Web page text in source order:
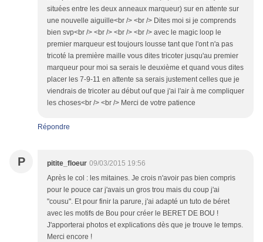
situées entre les deux anneaux marqueur) sur en attente sur
une nouvelle aiguille<br /> <br /> Dites moi si je comprends
bien svp<br /> <br /> <br /> <br /> avec le magic loop le
premier marqueur est toujours lousse tant que l'ont n'a pas
tricoté la première maille vous dites tricoter jusqu'au premier
marqueur pour moi sa serais le deuxième et quand vous dites
placer les 7-9-11 en attente sa serais justement celles que je
viendrais de tricoter au début ouf que j'ai l'air à me compliquer
les choses<br /> <br /> Merci de votre patience
Répondre
P pitite_floeur 09/03/2015 19:56
Après le col : les mitaines. Je crois n'avoir pas bien compris
pour le pouce car j'avais un gros trou mais du coup j'ai
"cousu". Et pour finir la parure, j'ai adapté un tuto de béret
avec les motifs de Bou pour créer le BERET DE BOU !
J'apporterai photos et explications dès que je trouve le temps.
Merci encore !